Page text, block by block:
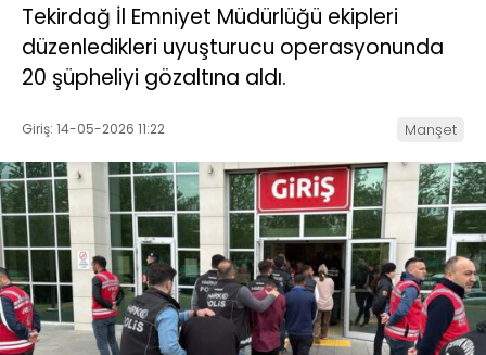
Tekirdağ İl Emniyet Müdürlüğü ekipleri
düzenledikleri uyuşturucu operasyonunda
20 şüpheliyi gözaltına aldı.
Giriş: 14-05-2026 11:22 Manşet